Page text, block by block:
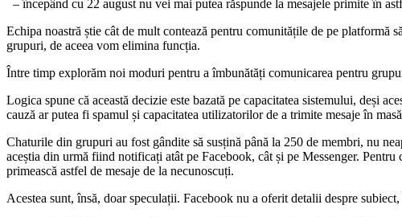
– începând cu 22 august nu vei mai putea răspunde la mesajele primite în
Echipa noastră știe cât de mult contează pentru comunitățile de pe
grupuri, de aceea vom elimina funcția.
Între timp explorăm noi moduri pentru a îmbunătăți comunicarea pentru
Logica spune că această decizie este bazată pe capacitatea sistemului, deși
cauză ar putea fi spamul și capacitatea utilizatorilor de a trimite mesaje în
Chaturile din grupuri au fost gândite să susțină până la 250 de membri, nu
aceștia din urmă fiind notificați atât pe Facebook, cât și pe Messenger.
primească astfel de mesaje de la necunoscuți.
Acestea sunt, însă, doar speculații. Facebook nu a oferit detalii despre